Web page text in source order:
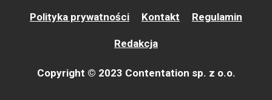
Polityka prywatności Kontakt Regulamin
Redakcja
Copyright © 2023 Contentation sp. z o.o.